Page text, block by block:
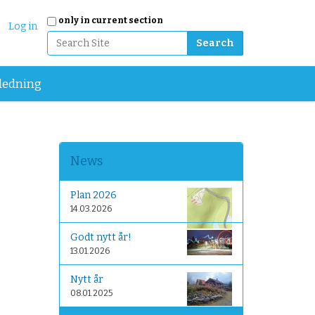
Search Site
only in current section
Log in
News
Plan 2026
14.03.2026
Godt nytt år!
13.01.2026
Nytt år
08.01.2025